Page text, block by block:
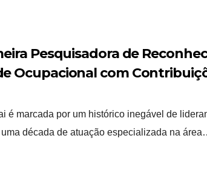
Pesquisadora de
Ocupacional com
é marcada por um histórico inegável de
década de atuação especializada na